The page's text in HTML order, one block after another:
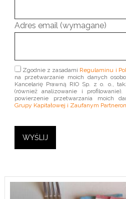
Adres email (wymagane)
Zgodnie z zasadami Regulaminu i
na przetwarzanie moich danych
Kancelarię Prawną RIO Sp. z o. o.,
(również analizowanie i
powierzenie przetwarzania moich
Grupy Kapitałowej i Zaufanym